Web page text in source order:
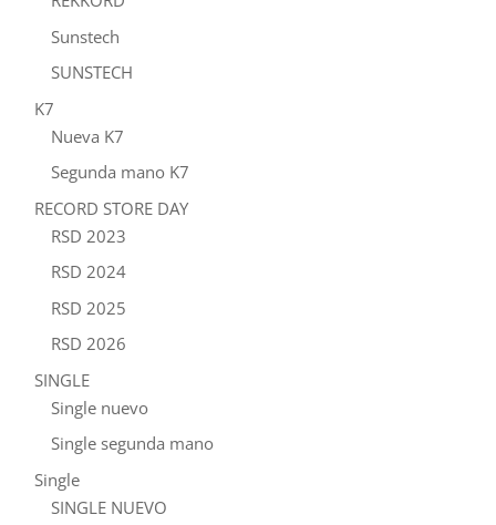
Sunstech
SUNSTECH
K7
Nueva K7
Segunda mano K7
RECORD STORE DAY
RSD 2023
RSD 2024
RSD 2025
RSD 2026
SINGLE
Single nuevo
Single segunda mano
Single
SINGLE NUEVO